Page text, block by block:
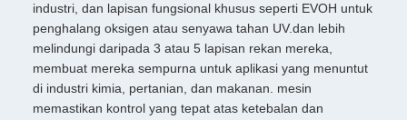
industri, dan lapisan fungsional khusus seperti EVOH untuk
penghalang oksigen atau senyawa tahan UV.dan lebih
melindungi daripada 3 atau 5 lapisan rekan mereka,
membuat mereka sempurna untuk aplikasi yang menuntut
di industri kimia, pertanian, dan makanan. mesin
memastikan kontrol yang tepat atas ketebalan dan